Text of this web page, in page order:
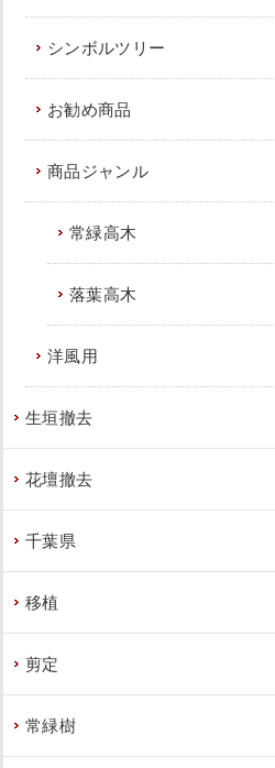
シンボルツリー
お勧め商品
商品ジャンル
常緑高木
落葉高木
洋風用
生垣撤去
花壇撤去
千葉県
移植
剪定
常緑樹